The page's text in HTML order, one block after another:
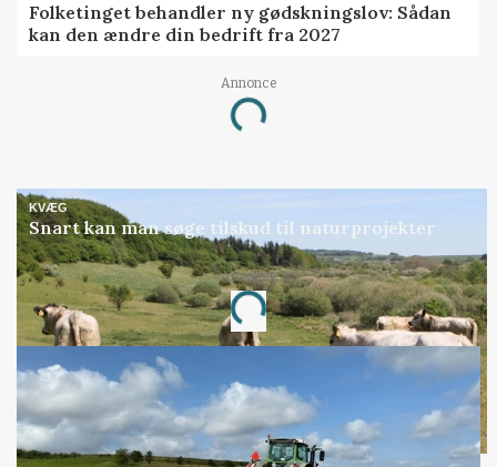
Folketinget behandler ny gødskningslov: Sådan
kan den ændre din bedrift fra 2027
Annonce
Loading...
KVÆG
Snart kan man søge tilskud til naturprojekter
Annonce
Loading...